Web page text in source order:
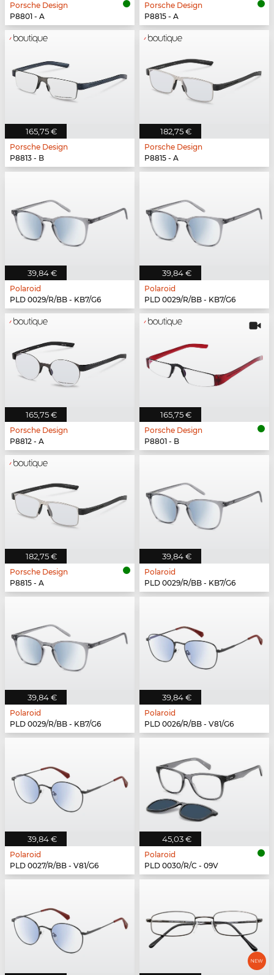
Porsche Design
P8801 - A
Porsche Design
P8815 - A
165,75 €
Porsche Design
P8813 - B
182,75 €
Porsche Design
P8815 - A
39,84 €
Polaroid
PLD 0029/R/BB - KB7/G6
39,84 €
Polaroid
PLD 0029/R/BB - KB7/G6
165,75 €
Porsche Design
P8812 - A
165,75 €
Porsche Design
P8801 - B
182,75 €
Porsche Design
P8815 - A
39,84 €
Polaroid
PLD 0029/R/BB - KB7/G6
39,84 €
Polaroid
PLD 0029/R/BB - KB7/G6
39,84 €
Polaroid
PLD 0026/R/BB - V81/G6
39,84 €
Polaroid
PLD 0027/R/BB - V81/G6
45,03 €
Polaroid
PLD 0030/R/C - 09V